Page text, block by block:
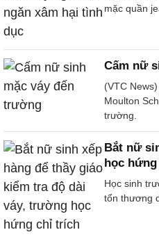
mặc quần
Cấm nữ
(VTC
Moulton
trường.
Bắt nữ
học
Học sinh
tổn thương